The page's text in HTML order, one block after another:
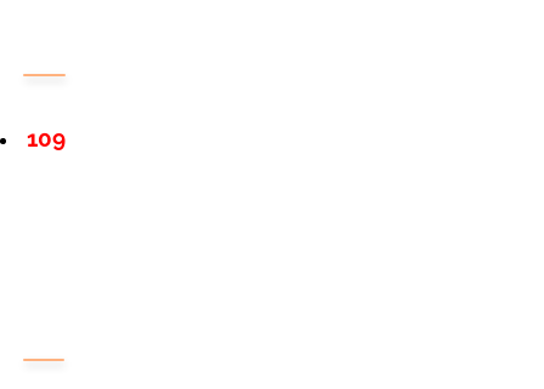
109